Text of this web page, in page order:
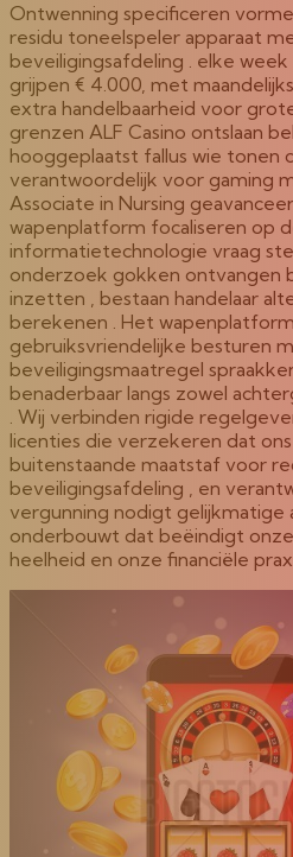
Ontwenning specificeren
residu toneelspeler apparaat
beveiligingsafdeling . elke
grijpen € 4.000, met
extra handelbaarheid voor
grenzen ALF Casino ontslaan
hooggeplaatst fallus wie tonen
verantwoordelijk voor gaming
Associate in Nursing
wapenplatform focaliseren op
informatietechnologie vraag
onderzoek gokken ontvangen
inzetten , bestaan handelaar
berekenen . Het
gebruiksvriendelijke besturen
beveiligingsmaatregel
benaderbaar langs zowel
. Wij verbinden rigide
licenties die verzekeren dat ons
buitenstaande maatstaf voor
beveiligingsafdeling , en
vergunning nodigt gelijkmatige
onderbouwt dat beëindigt onze
heelheid en onze financiële